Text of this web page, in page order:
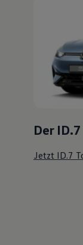
Der
Jetzt ID.7